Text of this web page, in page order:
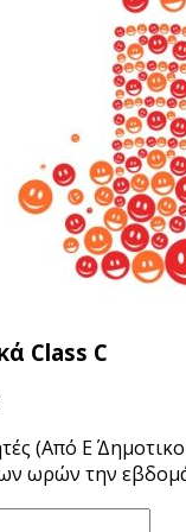
Class C
(Από Ε΄
ωρών την